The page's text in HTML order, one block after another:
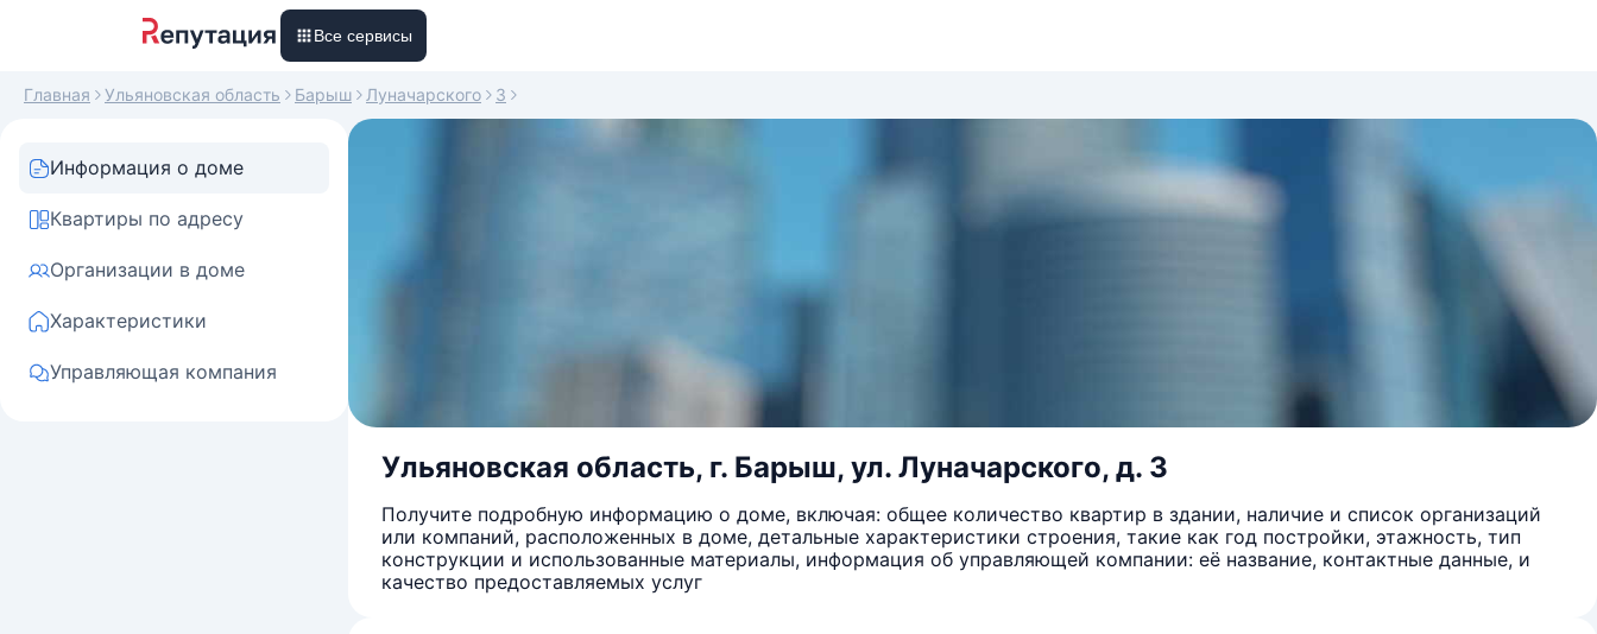
Все сервисы
Главная Ульяновская область Барыш Луначарского 3
Информация о доме
Квартиры по адресу
Организации в доме
Характеристики
Управляющая компания
Ульяновская область, г. Барыш, ул. Луначарского, д. 3
Получите подробную информацию о доме, включая: общее количество квартир в здании, наличие и список организаций
или компаний, расположенных в доме, детальные характеристики строения, такие как год постройки, этажность, тип
конструкции и использованные материалы, информация об управляющей компании: её название, контактные данные, и
качество предоставляемых услуг